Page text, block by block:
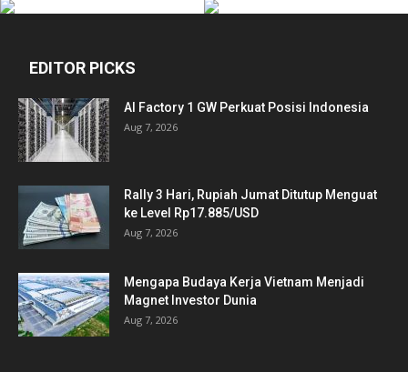
EDITOR PICKS
AI Factory 1 GW Perkuat Posisi Indonesia
Aug 7, 2026
Rally 3 Hari, Rupiah Jumat Ditutup Menguat
ke Level Rp17.885/USD
Aug 7, 2026
Mengapa Budaya Kerja Vietnam Menjadi
Magnet Investor Dunia
Aug 7, 2026